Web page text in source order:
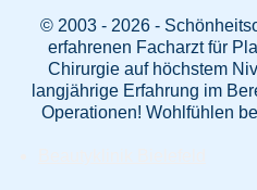
© 2003 - 2026 -
erfahrenen Facharzt für
Chirurgie auf höchstem
langjährige Erfahrung im
Operationen! Wohlfühlen